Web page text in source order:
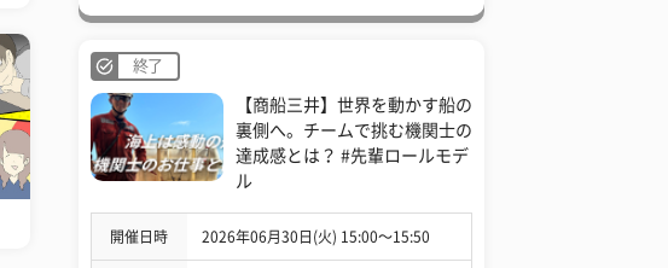
終了
【商船三井】世界を動かす船の
裏側へ。チームで挑む機関士の
達成感とは？ #先輩ロールモデ
ル
開催日時 2026年06月30日(火) 15:00〜15:50